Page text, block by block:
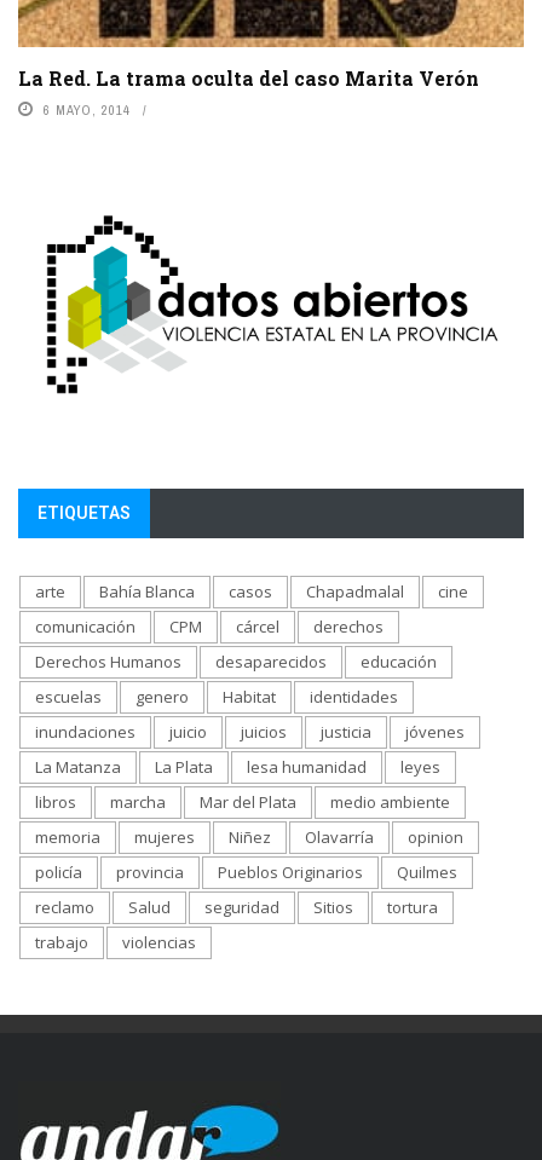
La Red. La trama oculta del caso Marita Verón
6 MAYO, 2014
ETIQUETAS
arte Bahía Blanca casos Chapadmalal
cine
comunicación
CPM cárcel
derechos
Derechos Humanos
desaparecidos
educación
escuelas
genero Habitat
identidades
inundaciones
juicio juicios justicia
jóvenes
La Matanza
La Plata lesa humanidad
leyes
libros
marcha Mar del Plata
medio ambiente
memoria
mujeres Niñez Olavarría
opinion
policía
provincia Pueblos Originarios
Quilmes
reclamo
Salud seguridad Sitios
tortura
trabajo
violencias